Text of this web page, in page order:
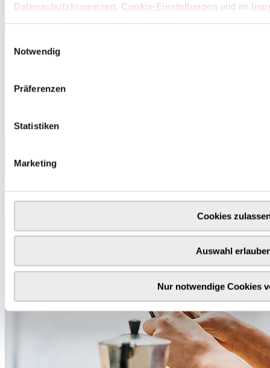
Datenschutzhinweisen, Cookie-Einstellungen und im
Notwendig
Präferenzen
Statistiken
Marketing
Cookies
Auswahl
Nur notwendige Cookies
Unser Dankeschön für deinen Einkauf ab 100 €